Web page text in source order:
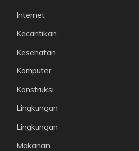
Internet
Kecantikan
Kesehatan
Komputer
Konstruksi
Lingkungan
Lingkungan
Makanan